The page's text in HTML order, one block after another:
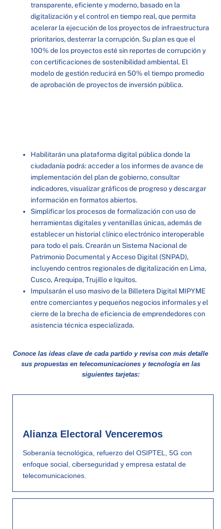
transparente, eficiente y moderno, basado en la
digitalización y el control en tiempo real, que permita
acelerar la ejecución de los proyectos de infraestructura
prioritarios, desterrar la corrupción. Su plan es que el
100% de los proyectos esté sin reportes de corrupción y
con certificaciones de sostenibilidad ambiental. El
modelo de gestión reducirá en 50% el tiempo promedio
de aprobación de proyectos de inversión pública.
Habilitarán una plataforma digital pública donde la
ciudadanía podrá: acceder a los informes de avance de
implementación del plan de gobierno, consultar
indicadores, visualizar gráficos de progreso y descargar
información en formatos abiertos.
Simplificar los procesos de formalización con uso de
herramientas digitales y ventanillas únicas, además de
establecer un historial clínico electrónico interoperable
para todo el país. Crearán un Sistema Nacional de
Patrimonio Documental y Acceso Digital (SNPAD),
incluyendo centros regionales de digitalización en Lima,
Cusco, Arequipa, Trujillo e Iquitos.
Impulsarán el uso masivo de la Billetera Digital MIPYME
entre comerciantes y pequeños negocios informales y el
cierre de la brecha de eficiencia de emprendedores con
asistencia técnica especializada.
Conoce las ideas clave de cada partido y revisa con más detalle
sus propuestas en telecomunicaciones y tecnología en las
siguientes tarjetas:
Alianza Electoral Venceremos
Soberanía tecnológica, refuerzo del OSIPTEL, 5G con
enfoque social, ciberseguridad y empresa estatal de
telecomunicaciones.